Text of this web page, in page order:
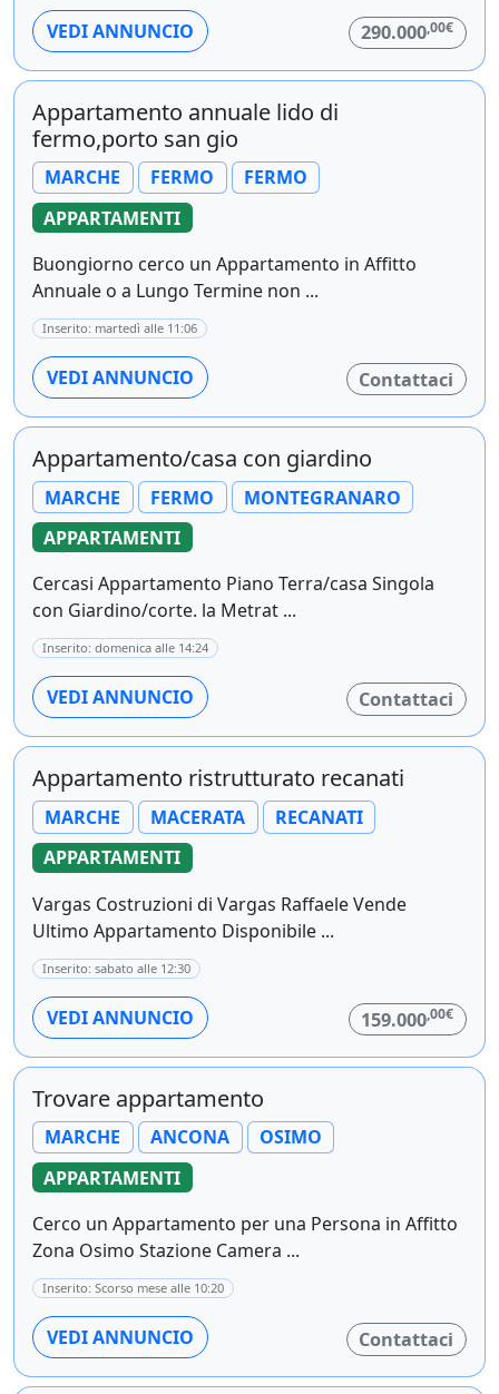
VEDI ANNUNCIO 290.000,00€
Appartamento annuale lido di
fermo,porto san gio
MARCHE FERMO
FERMO
APPARTAMENTI
Buongiorno cerco un Appartamento in Affitto
Annuale o a Lungo Termine non ...
Inserito: martedì alle 11:06
VEDI ANNUNCIO Contattaci
Appartamento/casa con giardino
MARCHE FERMO
MONTEGRANARO
APPARTAMENTI
Cercasi Appartamento Piano Terra/casa Singola
con Giardino/corte. la Metrat ...
Inserito: domenica alle 14:24
VEDI ANNUNCIO Contattaci
Appartamento ristrutturato recanati
MARCHE MACERATA
RECANATI
APPARTAMENTI
Vargas Costruzioni di Vargas Raffaele Vende
Ultimo Appartamento Disponibile ...
Inserito: sabato alle 12:30
VEDI ANNUNCIO 159.000,00€
Trovare appartamento
MARCHE ANCONA
OSIMO
APPARTAMENTI
Cerco un Appartamento per una Persona in Affitto
Zona Osimo Stazione Camera ...
Inserito: Scorso mese alle 10:20
VEDI ANNUNCIO Contattaci